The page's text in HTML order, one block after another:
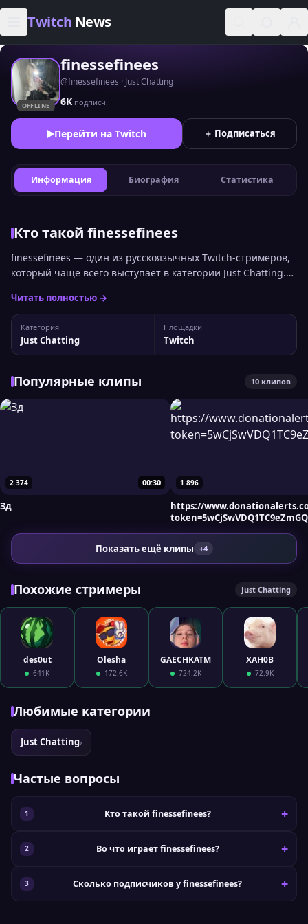
Skip to content
Twitch News
OFFLINE
finessefinees
@finessefinees · Just Chatting
6K подписч.
Перейти на Twitch ＋ Подписаться
Информация Биография Статистика
Кто такой finessefinees
finessefinees — один из русскоязычных Twitch-стримеров,
который чаще всего выступает в категории Just Chatting.
увидеть в общем топе стримеров Twitch по онлайну.
Статистика канала finessefinees У канала 5 328
подписчиков, а максимальный пик трансляции доходил до
752 зрителей. При необходимости вы...
Читать полностью →
Категория
Just Chatting
Площадки
Twitch
Популярные клипы 10 клипов
00:30
2 374
Зд
1 896
https://
Показать ещё клипы +4
Похожие стримеры Just Chatting
des0ut
641K
Olesha
172.6K
GAECHKATM
724.2K
XAH0B
72.9K
Любимые категории
Just Chatting›
Частые вопросы
Кто такой finessefinees?
Во что играет finessefinees?
Сколько подписчиков у finessefinees?